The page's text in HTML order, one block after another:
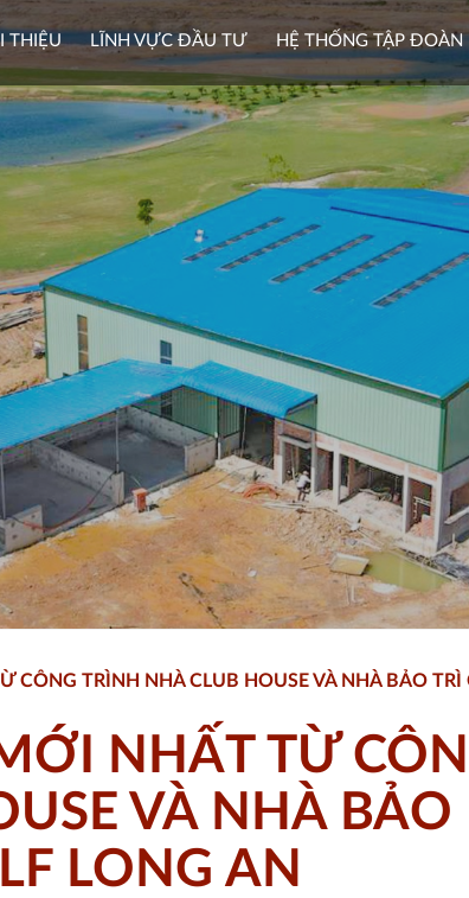
THIỆU LĨNH VỰC ĐẦU TƯ HỆ THỐNG TẬP ĐOÀN
CÔNG TRÌNH NHÀ CLUB HOUSE VÀ NHÀ BẢO TRÌ
NHẤT TỪ
VÀ NHÀ BẢO
LONG AN